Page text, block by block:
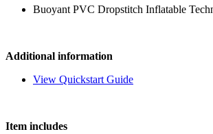
Buoyant PVC Dropstitch Inflatable
Additional information
View Quickstart Guide
Item includes